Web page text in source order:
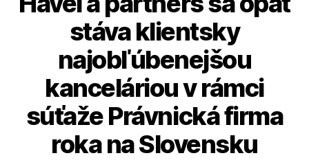
stáva klientsky
najobľúbenejšou
kanceláriou v rámci
súťaže Právnická firma
roka na Slovensku